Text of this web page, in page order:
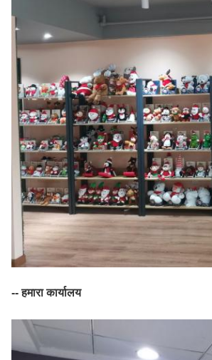
-- हमारा कार्यालय